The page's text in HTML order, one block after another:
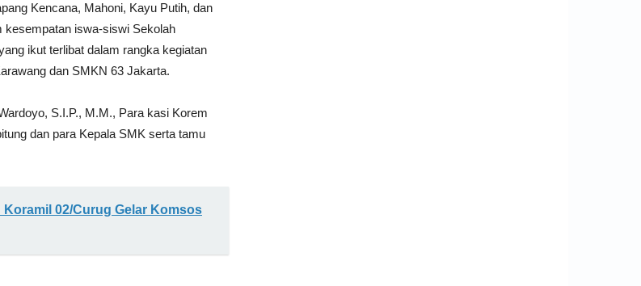
Kencana, Mahoni, Kayu Putih, dan
kesempatan iswa-siswi Sekolah
ikut terlibat dalam rangka kegiatan
dan SMKN 63 Jakarta.
S.I.P., M.M., Para kasi Korem
dan para Kepala SMK serta tamu
Koramil 02/Curug Gelar Komsos